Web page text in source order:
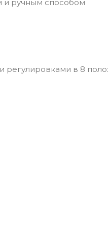
и ручным способом
регулировками в 8